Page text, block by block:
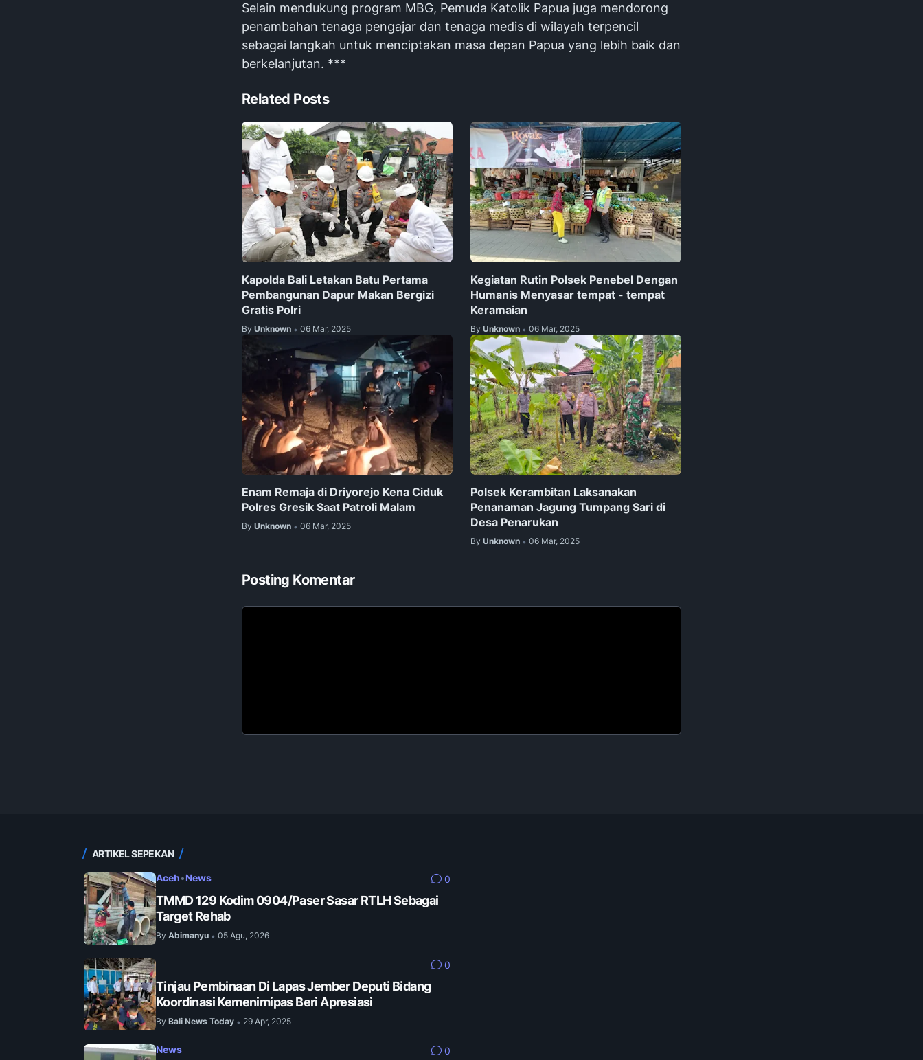
Selain mendukung program MBG, Pemuda Katolik Papua juga mendorong
penambahan tenaga pengajar dan tenaga medis di wilayah terpencil
sebagai langkah untuk menciptakan masa depan Papua yang lebih baik dan
berkelanjutan. ***
Related Posts
Kapolda Bali Letakan Batu Pertama
Pembangunan Dapur Makan Bergizi
Gratis Polri
By Unknown • 06 Mar, 2025
Kegiatan Rutin Polsek Penebel Dengan
Humanis Menyasar tempat - tempat
Keramaian
By Unknown • 06 Mar, 2025
Enam Remaja di Driyorejo Kena Ciduk
Polres Gresik Saat Patroli Malam
By Unknown • 06 Mar, 2025
Polsek Kerambitan Laksanakan
Penanaman Jagung Tumpang Sari di
Desa Penarukan
By Unknown • 06 Mar, 2025
Posting Komentar
ARTIKEL SEPEKAN
Aceh•News 0
TMMD 129 Kodim 0904/Paser Sasar RTLH Sebagai
Target Rehab
By Abimanyu • 05 Agu, 2026
0
Tinjau Pembinaan Di Lapas Jember Deputi Bidang
Koordinasi Kemenimipas Beri Apresiasi
By Bali News Today • 29 Apr, 2025
News 0